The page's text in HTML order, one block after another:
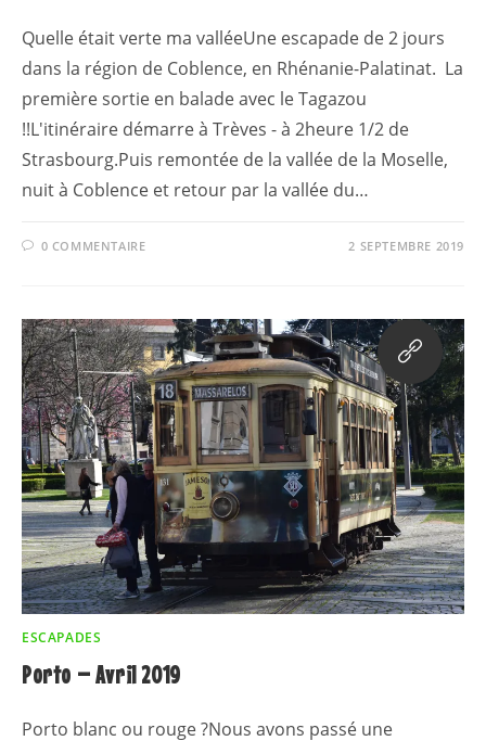
Quelle était verte ma valléeUne escapade de 2 jours
dans la région de Coblence, en Rhénanie-Palatinat. La
première sortie en balade avec le Tagazou
!!L'itinéraire démarre à Trèves - à 2heure 1/2 de
Strasbourg.Puis remontée de la vallée de la Moselle,
nuit à Coblence et retour par la vallée du…
0 COMMENTAIRE 2 SEPTEMBRE 2019
ESCAPADES
Porto – Avril 2019
Porto blanc ou rouge ?Nous avons passé une